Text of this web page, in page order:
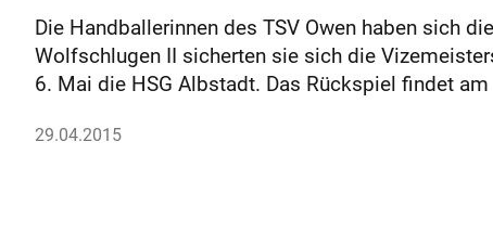
Die Handballerinnen des TSV Owen haben sich
Wolfschlugen II sicherten sie sich die
6. Mai die HSG Albstadt. Das Rückspiel findet
29.04.2015